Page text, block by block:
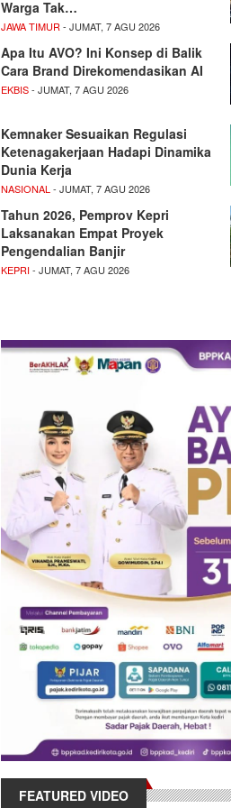
Warga Tak…
JAWA TIMUR - JUMAT, 7 AGU 2026
Apa Itu AVO? Ini Konsep di Balik
Cara Brand Direkomendasikan AI
EKBIS- JUMAT, 7 AGU 2026
Kemnaker Sesuaikan Regulasi
Ketenagakerjaan Hadapi Dinamika
Dunia Kerja
NASIONAL - JUMAT, 7 AGU 2026
Tahun 2026, Pemprov Kepri
Laksanakan Empat Proyek
Pengendalian Banjir
KEPRI- JUMAT, 7 AGU 2026
FEATURED VIDEO